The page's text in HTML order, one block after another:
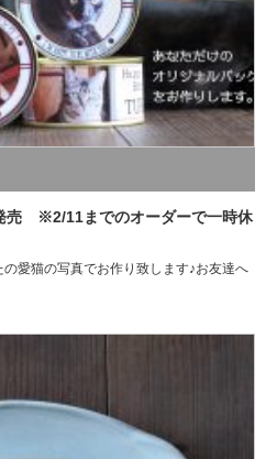
売 ※2/11までのオーダーで一時休
愛猫の写真でお作り致します♪お友達へ